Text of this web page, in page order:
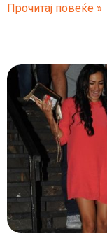
(ФОТО)
српски
пејач
направи
тетоважа
во
има
на
љубовта
Прочитај повеќе »